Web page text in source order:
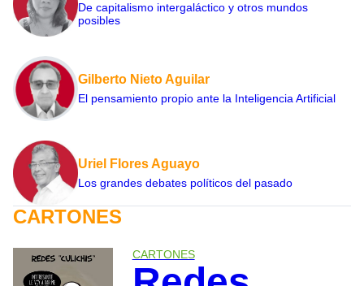
De capitalismo intergaláctico y otros mundos
posibles
Gilberto Nieto Aguilar
El pensamiento propio ante la Inteligencia Artificial
Uriel Flores Aguayo
Los grandes debates políticos del pasado
CARTONES
CARTONES